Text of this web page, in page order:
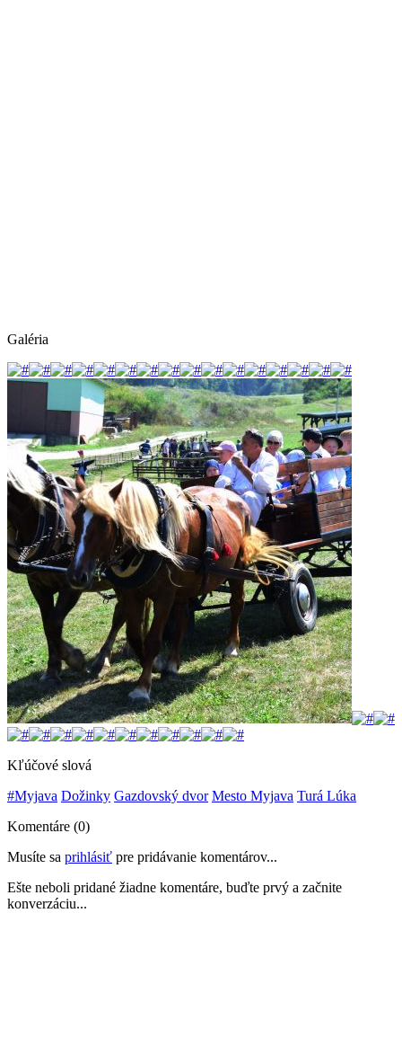
Galéria
Kľúčové slová
#Myjava Dožinky Gazdovský dvor Mesto Myjava Turá Lúka
Komentáre (0)
Musíte sa prihlásiť pre pridávanie komentárov...
Ešte neboli pridané žiadne komentáre, buďte prvý a začnite
konverzáciu...